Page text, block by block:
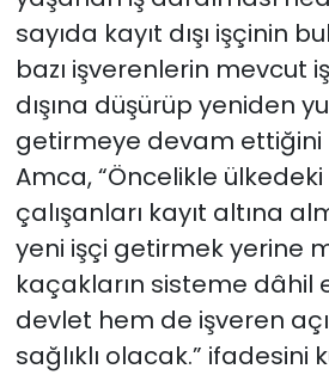
sayıda kayıt dışı işçinin
bazı işverenlerin mevcut
dışına düşürüp yeniden
getirmeye devam
Amca, “Öncelikle ülkedeki
çalışanları kayıt altına
yeni işçi getirmek yerine
kaçakların sisteme dâhil
devlet hem de işveren
sağlıklı olacak.” ifadesini
Yazarlar